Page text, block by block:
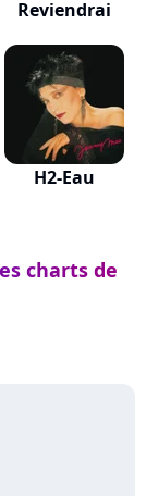
Reviendrai
H2-Eau
charts de